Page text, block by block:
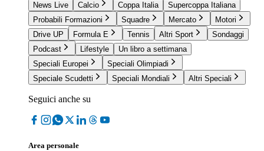
News Live
Calcio Coppa Italia
Supercoppa Italiana
Probabili Formazioni
Squadre Mercato
Motori
Drive UP
Formula E Tennis Altri Sport
Sondaggi
Podcast
Lifestyle
Un libro a settimana
Speciali Europei
Speciali Olimpiadi
Speciale Scudetti
Speciali Mondiali Altri Speciali
Seguici anche su
Area personale